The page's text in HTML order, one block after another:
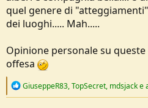
quel genere di
dei luoghi..... Mah.....
Opinione personale su
offesa
R
GiuseppeR83,TopSecret, mdsjacke